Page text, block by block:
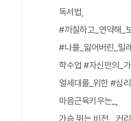
독서법
#까칠하고_연약해_
#나를_잃어버린_밀
학수업 #자신만의_
얼세대를_위한 #심
마음근육키우는_
가슴 뛰는 비전
커